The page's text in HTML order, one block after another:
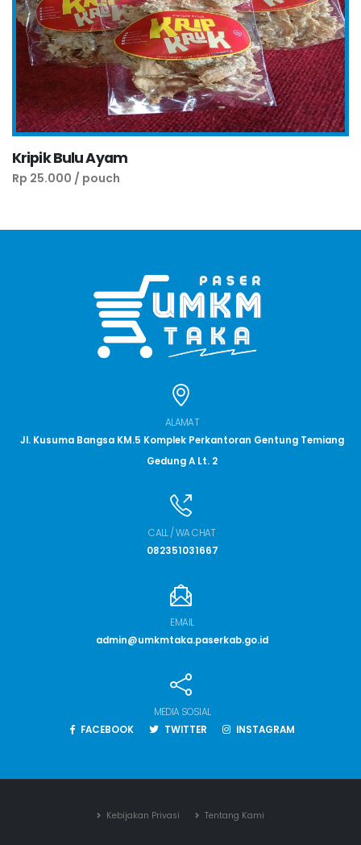
Kripik Bulu Ayam
Rp 25.000 / pouch
ALAMAT
Jl. Kusuma Bangsa KM.5 Komplek Perkantoran Gentung Temiang
Gedung A Lt. 2
CALL / WA CHAT
082351031667
EMAIL
admin@umkmtaka.paserkab.go.id
MEDIA SOSIAL
FACEBOOK
TWITTER INSTAGRAM
Kebijakan Privasi Tentang Kami